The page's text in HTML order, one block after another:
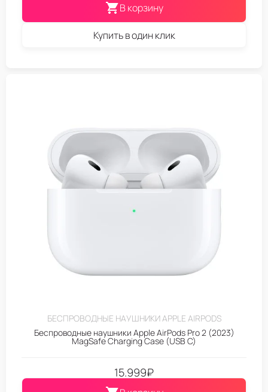
В корзину
Купить в один клик
БЕСПРОВОДНЫЕ НАУШНИКИ APPLE AIRPODS
Беспроводные наушники Apple AirPods Pro 2 (2023)
MagSafe Charging Case (USB C)
15.999₽